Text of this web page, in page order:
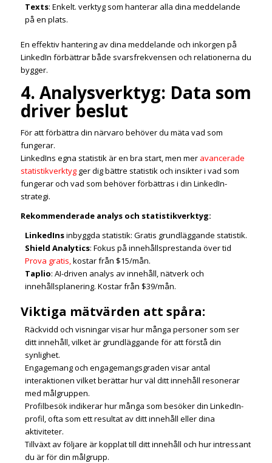
Texts: Enkelt. verktyg som hanterar alla dina meddelande
på en plats.
En effektiv hantering av dina meddelande och inkorgen på
LinkedIn förbättrar både svarsfrekvensen och relationerna du
bygger.
4. Analysverktyg: Data som
driver beslut
För att förbättra din närvaro behöver du mäta vad som
fungerar.
LinkedIns egna statistik är en bra start, men mer avancerade
statistikverktygger dig bättre statistik och insikter i vad som
fungerar och vad som behöver förbättras i din LinkedIn-
strategi.
Rekommenderade analys och statistikverktyg:
LinkedInsinbyggda statistik: Gratis grundläggande statistik.
Shield Analytics: Fokus på innehållsprestanda över tid
Prova gratis,kostar från $15/mån.
Taplio: AI-driven analys av innehåll, nätverk och
innehållsplanering. Kostar från $39/mån.
Viktiga mätvärden att spåra:
Räckvidd och visningar visar hur många personer som ser
ditt innehåll, vilket är grundläggande för att förstå din
synlighet.
Engagemang och engagemangsgraden visar antal
interaktionen vilket berättar hur väl ditt innehåll resonerar
med målgruppen.
Profilbesök indikerar hur många som besöker din LinkedIn-
profil, ofta som ett resultat av ditt innehåll eller dina
aktiviteter.
Tillväxt av följare är kopplat till ditt innehåll och hur intressant
du är för din målgrupp.